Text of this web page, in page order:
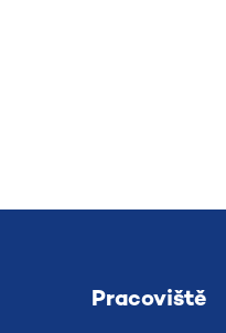
Pracoviště